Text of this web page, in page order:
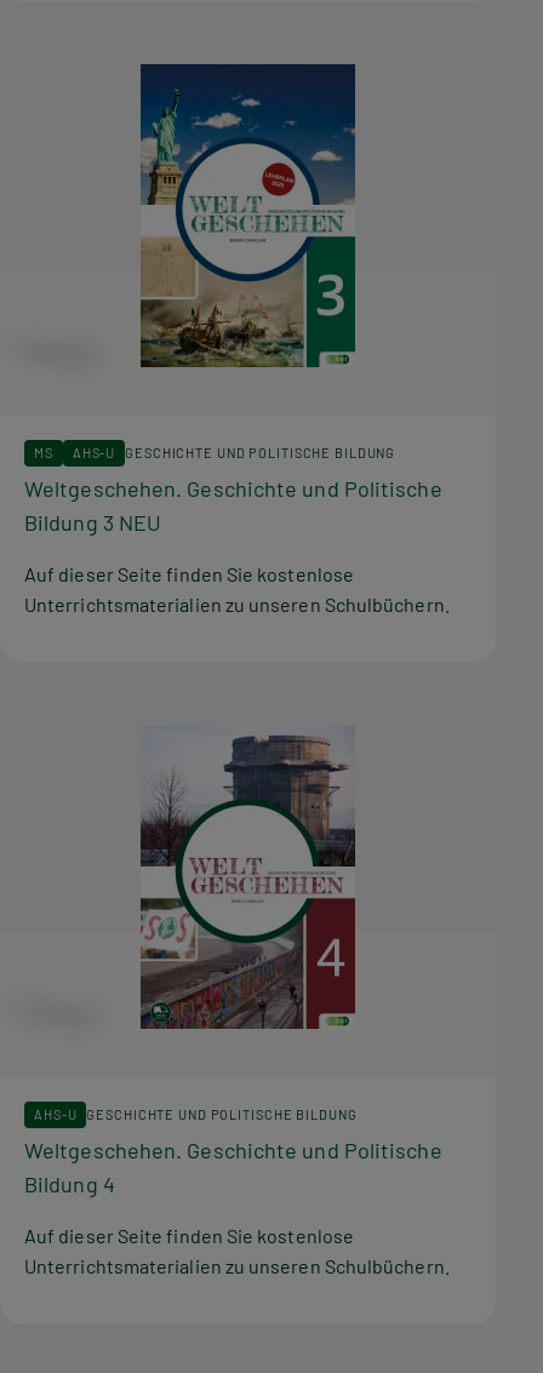
MS AHS-U GESCHICHTE UND POLITISCHE BILDUNG
Weltgeschehen. Geschichte und Politische
Bildung 3 NEU
Auf dieser Seite finden Sie kostenlose
Unterrichtsmaterialien zu unseren Schulbüchern.
AHS-U GESCHICHTE UND POLITISCHE BILDUNG
Weltgeschehen. Geschichte und Politische
Bildung 4
Auf dieser Seite finden Sie kostenlose
Unterrichtsmaterialien zu unseren Schulbüchern.